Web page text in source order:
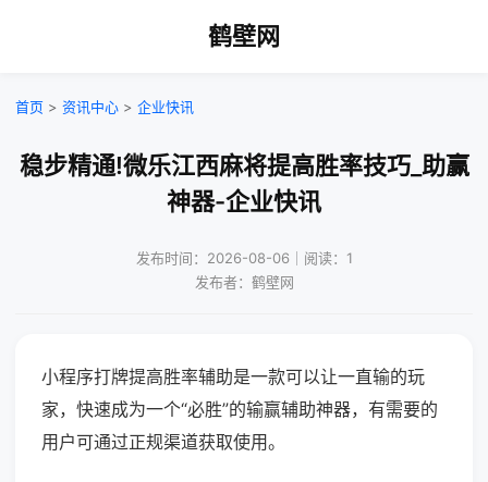
鹤壁网
首页 > 资讯中心 > 企业快讯
稳步精通!微乐江西麻将提高胜率技巧_助赢
神器-企业快讯
发布时间：2026-08-06｜阅读：1
发布者：鹤壁网
小程序打牌提高胜率辅助是一款可以让一直输的玩
家，快速成为一个“必胜”的输赢辅助神器，有需要的
用户可通过正规渠道获取使用。